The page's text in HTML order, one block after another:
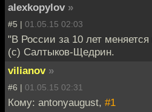
alexkopylov »
#5 | 01.05.15 02:03
"В России за 10 лет
(c) Салтыков-Щедрин.
vilianov »
#6 | 01.05.15 02:31
Кому: antonyaugust, #1